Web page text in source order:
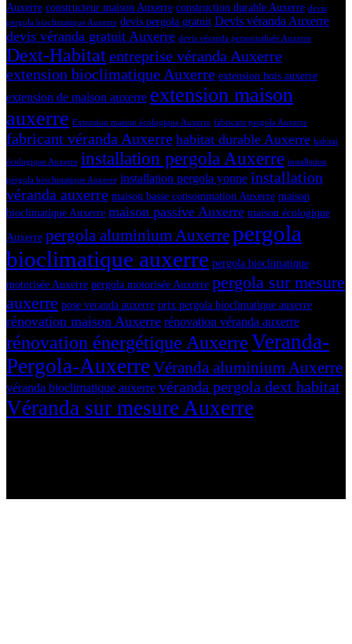
Auxerre constructeur maison Auxerre construction durable Auxerre devis
pergola bioclimatique Auxerre devis pergola gratuit Devis véranda Auxerre
devis véranda gratuit Auxerre devis véranda personnalisée Auxerre
Dext-Habitatentreprise véranda Auxerre
extension bioclimatique Auxerre extension bois auxerre
extension de maison auxerre extension maison
auxerre Extension maison écologique Auxerre fabricant pergola Auxerre
fabricant véranda Auxerre habitat durable Auxerre habitat
écologique Auxerre installation pergola Auxerre installation
pergola bioclimatique Auxerre installation pergola yonne installation
véranda auxerre maison basse consommation Auxerre maison
bioclimatique Auxerre maison passive Auxerre maison écologique
Auxerre pergola aluminium Auxerrepergola
bioclimatique auxerre pergola bioclimatique
motorisée Auxerre pergola motorisée Auxerre pergola sur mesure
auxerre pose veranda auxerre prix pergola bioclimatique auxerre
rénovation maison Auxerre rénovation véranda auxerre
rénovation énergétique AuxerreVeranda-
Pergola-Auxerre Véranda aluminium Auxerre
véranda bioclimatique auxerre véranda pergola dext habitat
Véranda sur mesure Auxerre